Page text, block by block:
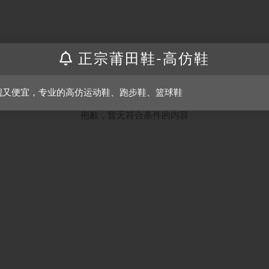
抱歉，暂无符合条件的内容
正宗莆田鞋-高仿鞋
又便宜，专业的高仿运动鞋、跑步鞋、篮球鞋